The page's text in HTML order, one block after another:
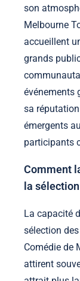
son
Melbourne
accueillent
grands
événements
sa
émergents
participants
Comment
la
La capacité
sélection
Comédie de
attirent